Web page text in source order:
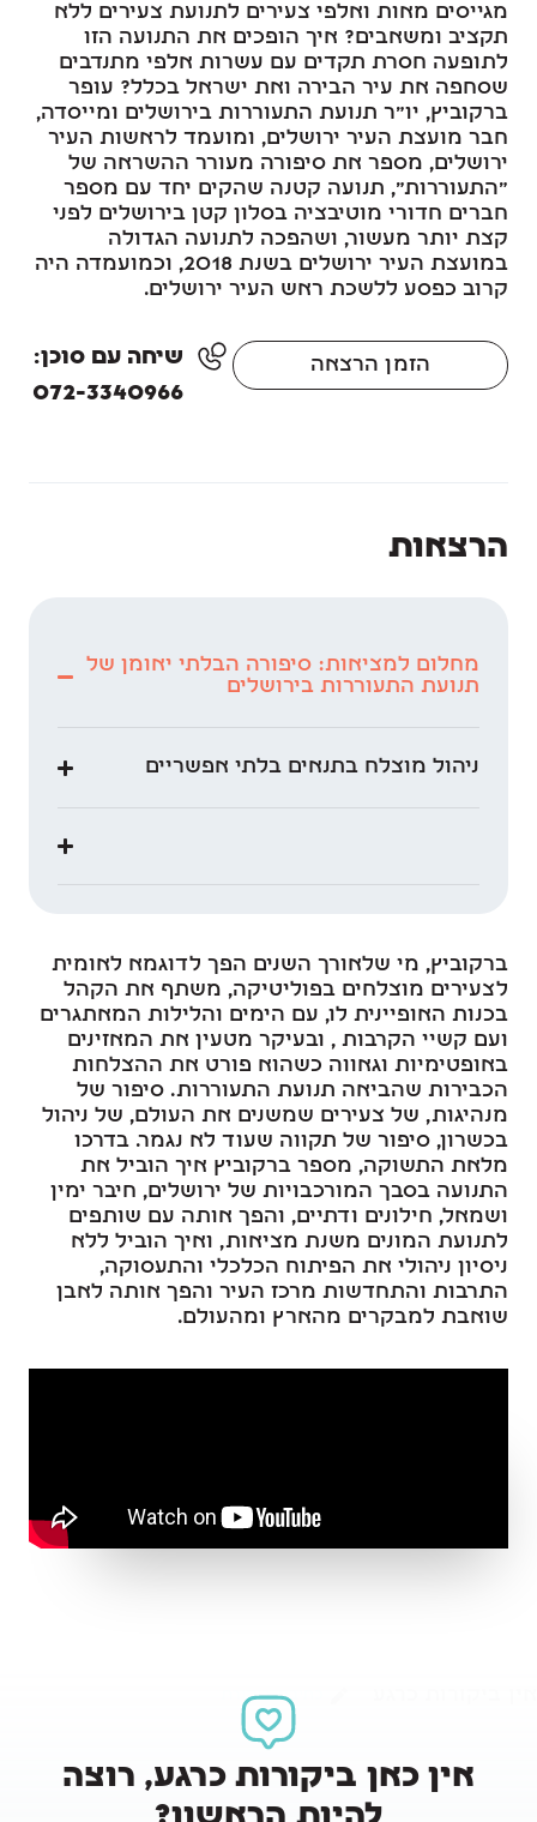
מגייסים מאות ואלפי צעירים לתנועת צעירים ללא
תקציב ומשאבים? איך הופכים את התנועה הזו
לתופעה חסרת תקדים עם עשרות אלפי מתנדבים
שסחפה את עיר הבירה ואת ישראל בכלל? עופר
ברקוביץ, יו"ר תנועת התעוררות בירושלים ומייסדה,
חבר מועצת העיר ירושלים, ומועמד לראשות העיר
ירושלים, מספר את סיפורה מעורר ההשראה של
"התעוררות", תנועה קטנה שהקים יחד עם מספר
חברים חדורי מוטיבציה בסלון קטן בירושלים לפני
קצת יותר מעשור, ושהפכה לתנועה הגדולה
במועצת העיר ירושלים בשנת 2018, וכמועמדה היה
קרוב כפסע ללשכת ראש העיר ירושלים.
הזמן הרצאה
שיחה עם סוכן:
072-3340966
הרצאות
מחלום למציאות: סיפורה הבלתי יאומן של
תנועת התעוררות בירושלים
ניהול מוצלח בתנאים בלתי אפשריים
ברקוביץ, מי שלאורך השנים הפך לדוגמא לאומית
לצעירים מוצלחים בפוליטיקה, משתף את הקהל
בכנות האופיינית לו, עם הימים והלילות המאתגרים
ועם קשיי הקרבות , ובעיקר מטעין את המאזינים
באופטימיות וגאווה כשהוא פורט את ההצלחות
הכבירות שהביאה תנועת התעוררות. סיפור של
מנהיגות, של צעירים שמשנים את העולם, של ניהול
בכשרון, סיפור של תקווה שעוד לא נגמר. בדרכו
מלאת התשוקה, מספר ברקוביץ איך הוביל את
התנועה בסבך המורכבויות של ירושלים, חיבר ימין
ושמאל, חילונים ודתיים, והפך אותה עם שותפים
לתנועת המונים משנת מציאות, ואיך הוביל ללא
ניסיון ניהולי את הפיתוח הכלכלי והתעסוקה,
התרבות והתחדשות מרכז העיר והפך אותה לאבן
שואבת למבקרים מהארץ ומהעולם.
כתיבת ביקורת
אין כאן ביקורות כרגע, רוצה